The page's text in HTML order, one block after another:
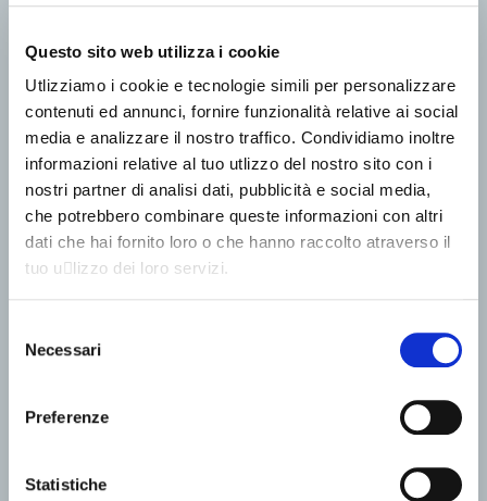
Questo sito web utilizza i cookie
Utlizziamo i cookie e tecnologie simili per personalizzare
contenuti ed annunci, fornire funzionalità relative ai social
media e analizzare il nostro traffico. Condividiamo inoltre
informazioni relative al tuo utlizzo del nostro sito con i
nostri partner di analisi dati, pubblicità e social media,
che potrebbero combinare queste informazioni con altri
dati che hai fornito loro o che hanno raccolto atraverso il
tuo u􀆟lizzo dei loro servizi.
delNecessari
Preferenze
Statistiche